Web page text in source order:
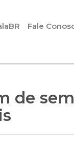
Fale
de